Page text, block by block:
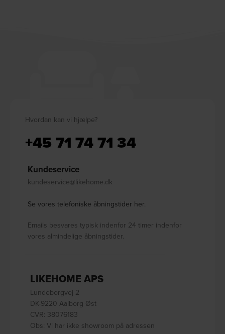
Hvordan kan vi hjælpe?
+45 71 74 71 34
Kundeservice
kundeservice@likehome.dk
Se vores telefoniske åbningstider her.
Emails besvares typisk indenfor 24 timer indenfor
vores almindelige åbningstider.
LIKEHOME APS
Lundeborgvej 2
DK-9220 Aalborg Øst
CVR: 38076183
Obs: Vi har ikke showroom på adressen